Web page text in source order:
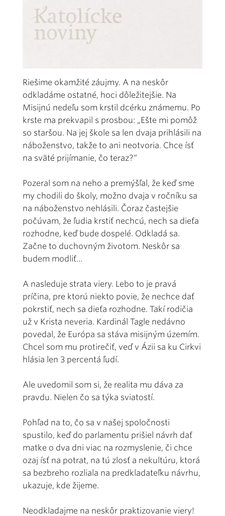
Riešime okamžité záujmy. A na neskôr
odkladáme ostatné, hoci dôležitejšie. Na
Misijnú nedeľu som krstil dcérku známemu. Po
krste ma prekvapil s prosbou: „Ešte mi pomôž
so staršou. Na jej škole sa len dvaja prihlásili na
náboženstvo, takže to ani neotvoria. Chce ísť
na sväté prijímanie, čo teraz?“
Pozeral som na neho a premýšľal, že keď sme
my chodili do školy, možno dvaja v ročníku sa
na náboženstvo nehlásili. Čoraz častejšie
počúvam, že ľudia krstiť nechcú, nech sa dieťa
rozhodne, keď bude dospelé. Odkladá sa.
Začne to duchovným životom. Neskôr sa
budem modliť...
A nasleduje strata viery. Lebo to je pravá
príčina, pre ktorú niekto povie, že nechce dať
pokrstiť, nech sa dieťa rozhodne. Takí rodičia
už v Krista neveria. Kardinál Tagle nedávno
povedal, že Európa sa stáva misijným územím.
Chcel som mu protirečiť, veď v Ázii sa ku Cirkvi
hlásia len 3 percentá ľudí.
Ale uvedomil som si, že realita mu dáva za
pravdu. Nielen čo sa týka sviatostí.
Pohľad na to, čo sa v našej spoločnosti
spustilo, keď do parlamentu prišiel návrh dať
matke o dva dni viac na rozmyslenie, či chce
ozaj ísť na potrat, na tú zlosť a nekultúru, ktorá
sa bezbreho rozliala na predkladateľku návrhu,
ukazuje, kde žijeme.
Neodkladajme na neskôr praktizovanie viery!